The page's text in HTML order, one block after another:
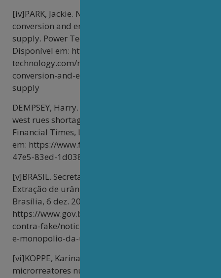
[iv]PARK, Jackie. Nuclear fuel costs soar as
conversion and enrichment bottleneck strains
supply. Power Technology, London, 23 set. 2024.
Disponível em: https://www.power-
technology.com/news/nuclear-fuel-costs-soar-as-
conversion-and-enrichment-bottleneck-strains-
supply
DEMPSEY, Harry. Nuclear fuel prices surge as
west rues shortage of conversion facilities.
Financial Times, London, 21 Sep. 2024. Disponível
em: https://www.ft.com/content/49b6bdf5-4e64-
47e5-83ed-1d0384a76cf4
[v]BRASIL. Secretaria de Comunicação Social.
Extração de urânio é monopólio da União.
Brasília, 6 dez. 2024. Disponível em:
https://www.gov.br/secom/pt-br/fatos/brasil-
contra-fake/noticias/2024/12/extracao-de-uranio-
e-monopolio-da-uniao
[vi]KOPPE, Karina. Brasil vai fabricar
microrreatores nucleares com apoio de Santa